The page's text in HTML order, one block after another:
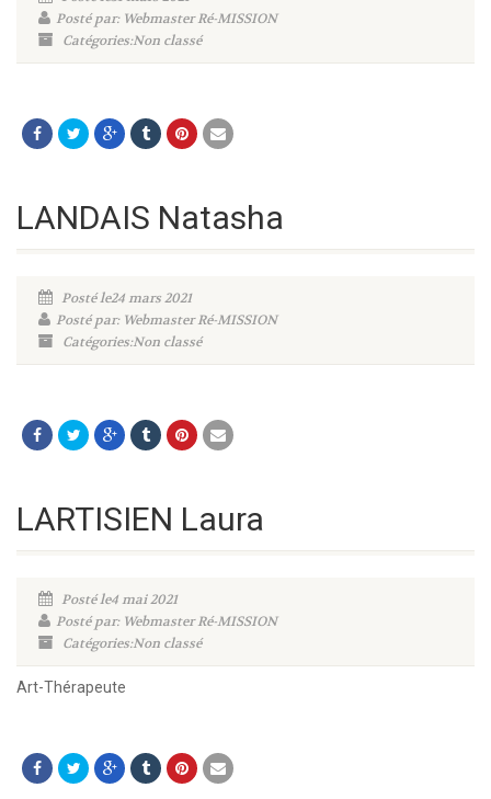
Posté par: Webmaster Ré-MISSION
Catégories:Non classé
LANDAIS Natasha
Posté le24 mars 2021
Posté par: Webmaster Ré-MISSION
Catégories:Non classé
LARTISIEN Laura
Posté le4 mai 2021
Posté par: Webmaster Ré-MISSION
Catégories:Non classé
Art-Thérapeute